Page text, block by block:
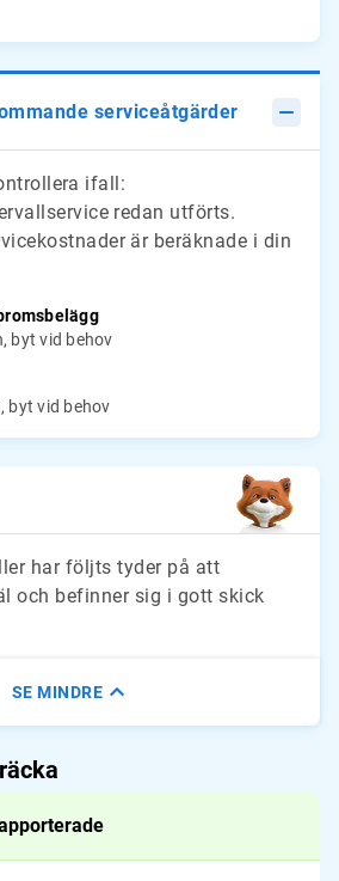
serviceåtgärder
ifall:
redan utförts.
är beräknade i din
byt vid behov
byt vid behov
har följts tyder på att
och befinner sig i gott skick
SE MINDRE